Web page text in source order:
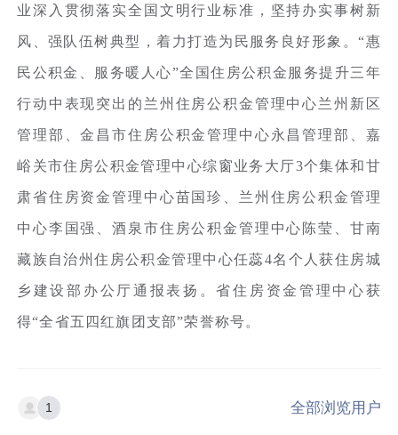
业深入贯彻落实全国文明行业标准，坚持办实事树新
风、强队伍树典型，着力打造为民服务良好形象。“惠
民公积金、服务暖人心”全国住房公积金服务提升三年
行动中表现突出的兰州住房公积金管理中心兰州新区
管理部、金昌市住房公积金管理中心永昌管理部、嘉
峪关市住房公积金管理中心综窗业务大厅3个集体和甘
肃省住房资金管理中心苗国珍、兰州住房公积金管理
中心李国强、酒泉市住房公积金管理中心陈莹、甘南
藏族自治州住房公积金管理中心任蕊4名个人获住房城
乡建设部办公厅通报表扬。省住房资金管理中心获
得“全省五四红旗团支部”荣誉称号。
1 全部浏览用户